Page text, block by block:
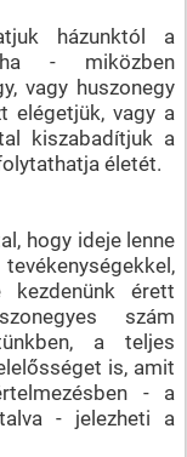
házunktól a
- miközben
vagy huszonegy
elégetjük, vagy a
kiszabadítjuk a
életét.
hogy ideje lenne
kezdenünk érett
szám
a teljes
is, amit
- a
- jelezheti a